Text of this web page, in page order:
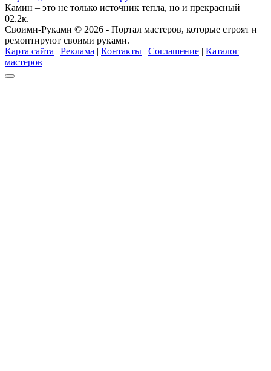
Камин – это не только источник тепла, но и прекрасный
02.2к.
Своими-Руками © 2026 - Портал мастеров, которые строят и
ремонтируют своими руками.
Карта сайта | Реклама | Контакты | Соглашение | Каталог
мастеров